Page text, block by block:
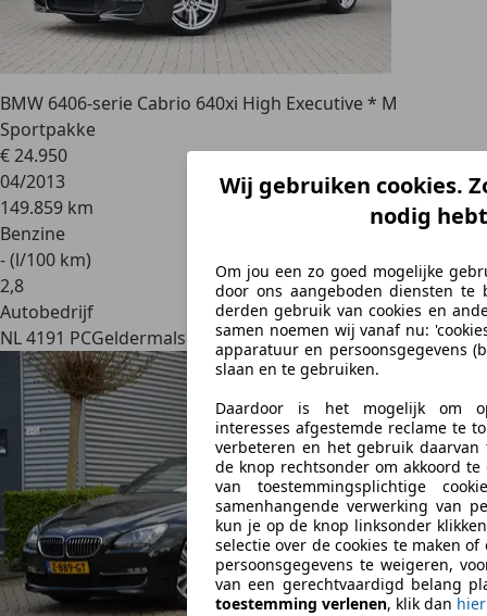
BMW 6406-serie Cabrio 640xi High Executive * M
Sportpakke
€ 24.950
04/2013
149.859 km
Benzine
- (l/100 km)
2,8
Autobedrijf
NL 4191 PCGeldermalsen
Wij gebruiken cookies.
nodig
Om jou een zo goed mogelijke
door ons aangeboden diensten te
derden gebruik van cookies en
samen noemen wij vanaf nu:
apparatuur en persoonsgegevens
slaan en te gebruiken.
Daardoor is het mogelijk om
interesses afgestemde reclame te
verbeteren en het gebruik daarvan
de knop rechtsonder om akkoord
van toestemmingsplichtige
samenhangende verwerking van
kun je op de knop linksonder
selectie over de cookies te maken
persoonsgegevens te weigeren,
van een gerechtvaardigd belang
toestemming verlenen, klik dan hier